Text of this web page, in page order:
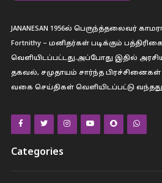
JANANESAN 1956ல் பெருந்த்தலைவர்
Fortnithy – மனிதர்கள் படிக்கும்
வெளியிடப்பட்டது.அப்போது இதில்
தகவல், சமுதாயம் சார்ந்த பிரச்சினைகள்
வகை செய்திகள் வெளியிடப்பட்டு
Categories